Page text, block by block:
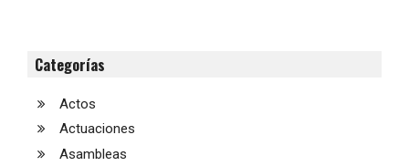
Categorías
Actos
Actuaciones
Asambleas